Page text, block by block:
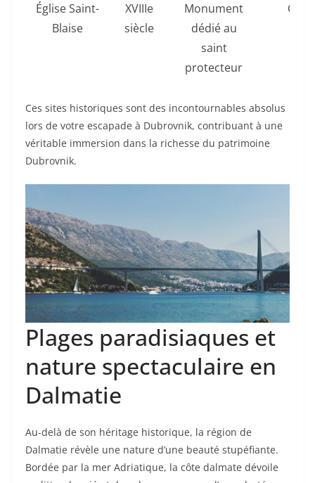
Église Saint-
Blaise
XVIIIe
siècle
Monument
dédié au
saint
protecteur
Oui
Ces sites historiques sont des incontournables absolus
lors de votre escapade à Dubrovnik, contribuant à une
véritable immersion dans la richesse du patrimoine
Dubrovnik.
Plages paradisiaques et
nature spectaculaire en
Dalmatie
Au-delà de son héritage historique, la région de
Dalmatie révèle une nature d’une beauté stupéfiante.
Bordée par la mer Adriatique, la côte dalmate dévoile